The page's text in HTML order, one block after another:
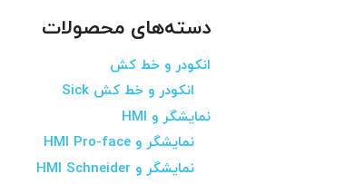
دسته‌های محصولات
انکودر و خط کش
انکودر و خط کش Sick
نمایشگر و HMI
نمایشگر و HMI Pro-face
نمایشگر و HMI Schneider